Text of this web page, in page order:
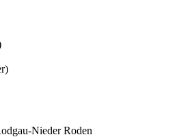
Nieder Roden